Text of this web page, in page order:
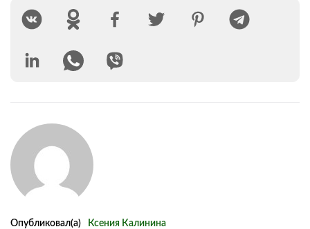
Опубликовал(а) Ксения Калинина